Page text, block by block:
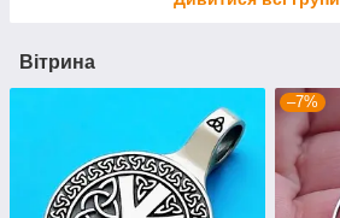
Вітрина
–7%